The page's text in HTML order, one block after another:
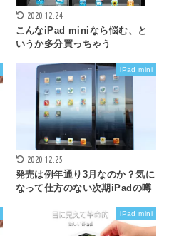
2020.12.24
こんなiPad miniなら悩む、と
いうか多分買っちゃう
iPad mini
2020.12.25
発売は例年通り3月なのか？気に
なって仕方のない次期iPadの噂
iPad mini